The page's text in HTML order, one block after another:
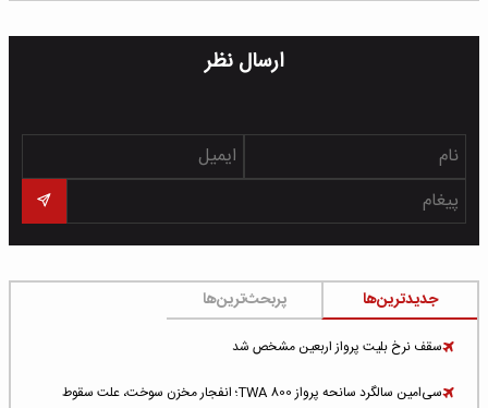
ارسال نظر
جدیدترین‌ها پربحث‌ترین‌ها
سقف نرخ بلیت پرواز اربعین مشخص شد
سی‌امین سالگرد سانحه پرواز TWA 800؛ انفجار مخزن سوخت، علت سقوط